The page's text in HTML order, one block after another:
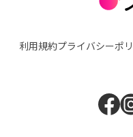
利用規約プライバシーポ